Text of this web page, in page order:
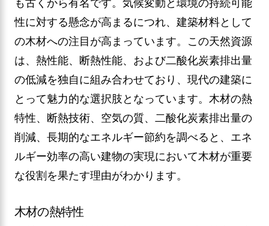
も古くから有名です。気候変動と環境の持続可能
性に対する懸念が高まるにつれ、建築材料として
の木材への注目が高まっています。この天然資源
は、熱性能、断熱性能、および二酸化炭素排出量
の低減を独自に組み合わせており、現代の建築に
とって魅力的な選択肢となっています。木材の熱
特性、断熱技術、空気の質、二酸化炭素排出量の
削減、長期的なエネルギー節約を調べると、エネ
ルギー効率の高い建物の実現において木材が重要
な役割を果たす理由がわかります。
木材の熱特性